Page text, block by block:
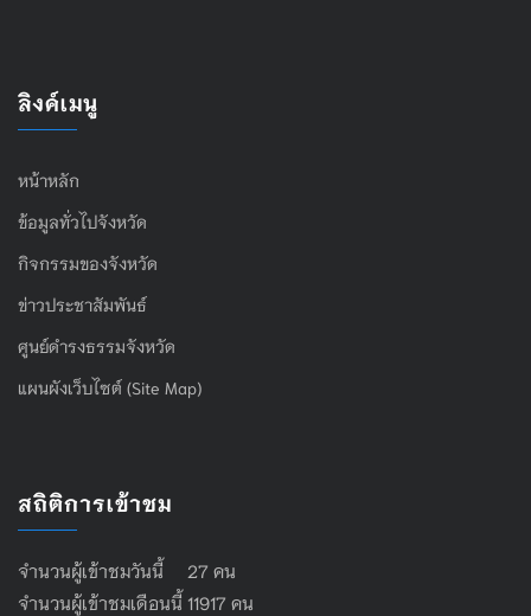
ลิงค์เมนู
หน้าหลัก
ข้อมูลทั่วไปจังหวัด
กิจกรรมของจังหวัด
ข่าวประชาสัมพันธ์
ศูนย์ดำรงธรรมจังหวัด
แผนผังเว็บไซต์ (Site Map)
สถิติการเข้าชม
จำนวนผู้เข้าชมวันนี้ 27 คน
จำนวนผู้เข้าชมเดือนนี้ 11917 คน